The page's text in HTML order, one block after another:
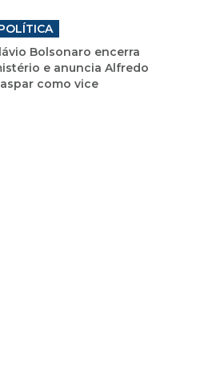
Bolsonaro encerra
e anuncia Alfredo
como vice